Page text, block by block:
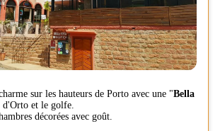
sur les hauteurs de Porto avec une "Bella
d'Orto et le golfe.
décorées avec goût.